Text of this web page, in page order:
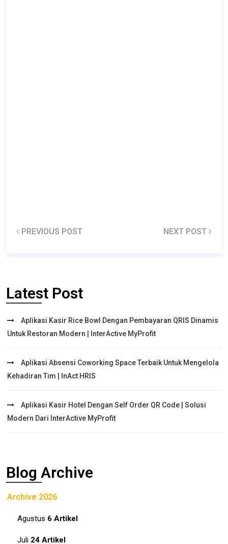
PREVIOUS POST NEXT POST
Latest Post
Aplikasi Kasir Rice Bowl Dengan Pembayaran QRIS Dinamis
Untuk Restoran Modern | InterActive MyProfit
Aplikasi Absensi Coworking Space Terbaik Untuk Mengelola
Kehadiran Tim | InAct HRIS
Aplikasi Kasir Hotel Dengan Self Order QR Code | Solusi
Modern Dari InterActive MyProfit
Blog Archive
Archive 2026
Agustus 6 Artikel
Juli 24 Artikel